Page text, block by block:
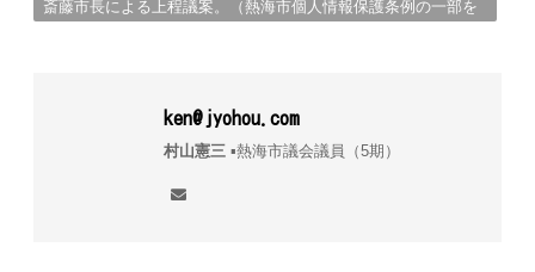
斎藤市長による上程議案。（熱海市個人情報保護条例の一部を
ken@jyohou.com
村山憲三▪︎熱海市議会議員（5期）